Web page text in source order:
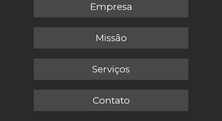
Empresa
Missão
Serviços
Contato